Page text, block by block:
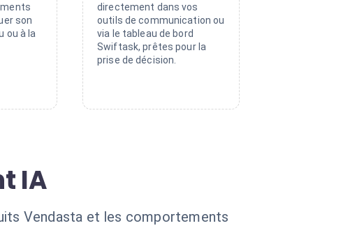
son
ou à la
directement dans vos
outils de communication ou
via le tableau de bord
Swiftask, prêtes pour la
prise de décision.
IA
Vendasta et les comportements